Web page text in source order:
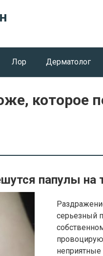
Лор Дерматолог
которое
папулы на
серьезный